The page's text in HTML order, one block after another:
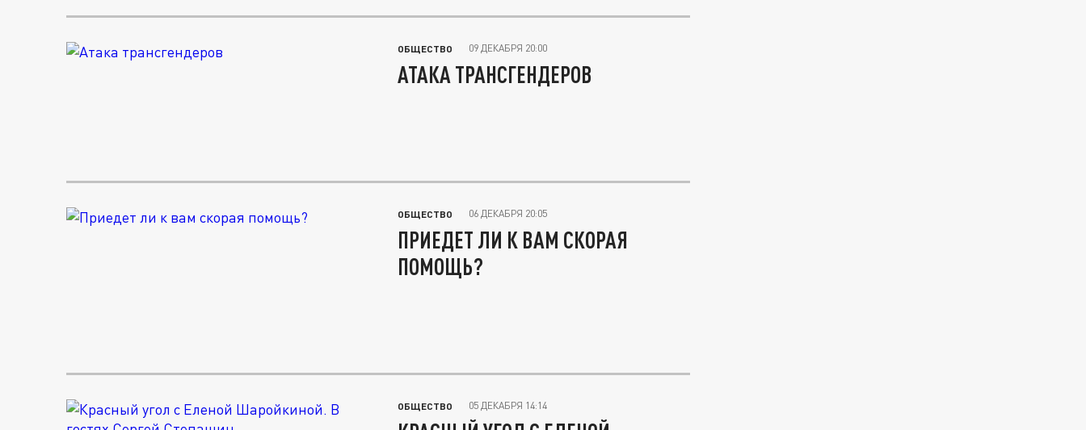
ОБЩЕСТВО 09 ДЕКАБРЯ 20:00
АТАКА ТРАНСГЕНДЕРОВ
ОБЩЕСТВО 06 ДЕКАБРЯ 20:05
ПРИЕДЕТ ЛИ К ВАМ СКОРАЯ
ПОМОЩЬ?
ОБЩЕСТВО 05 ДЕКАБРЯ 14:14